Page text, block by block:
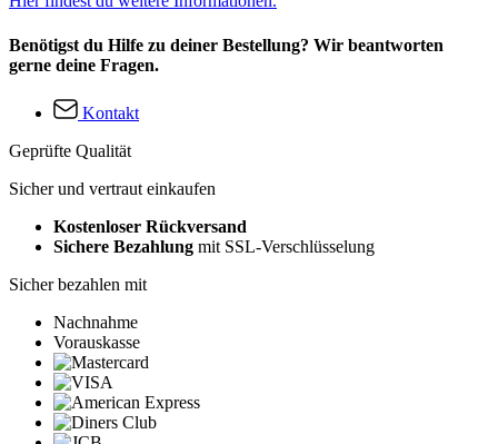
Benötigst du Hilfe zu deiner Bestellung? Wir beantworten
gerne deine Fragen.
Kontakt
Geprüfte Qualität
Sicher und vertraut einkaufen
Kostenloser Rückversand
Sichere Bezahlung mit SSL-Verschlüsselung
Sicher bezahlen mit
Nachnahme
Vorauskasse